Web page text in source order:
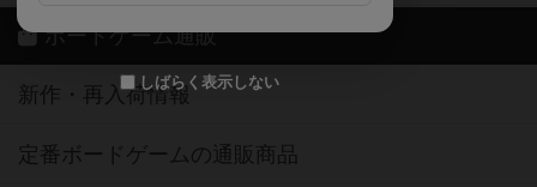
しばらく表示しない
ボードゲーム通販
新作・再入荷情報
定番ボードゲームの通販商品